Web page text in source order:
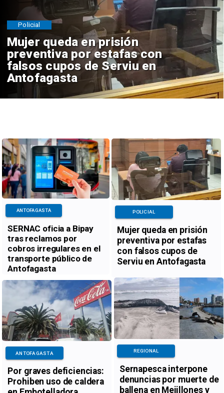
Mujer queda en prisión
preventiva por estafas con
falsos cupos de Serviu en
Antofagasta
Policial
SERNAC oficia a Bipay
tras reclamos por
cobros irregulares en el
transporte público de
Antofagasta
ANTOFAGASTA
Mujer queda en prisión
preventiva por estafas
con falsos cupos de
Serviu en Antofagasta
POLICIAL
Por graves deficiencias:
Prohiben uso de caldera
ANTOFAGASTA
Sernapesca interpone
denuncias por muerte de
ballena en Mejillones y
REGIONAL